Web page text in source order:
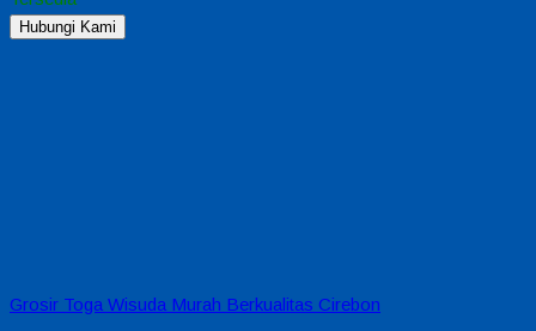
Hubungi Kami
Grosir Toga Wisuda Murah Berkualitas Cirebon